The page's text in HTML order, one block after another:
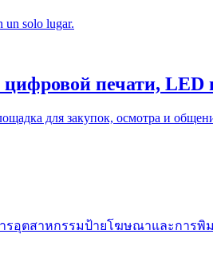
un solo lugar.
печати,
для закупок, осмотра и
ารอุตสาหกรรมป้ายโฆษณาและการ